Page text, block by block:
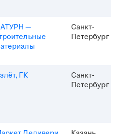
—
Санкт-
Петербург
ГК
Санкт-
Петербург